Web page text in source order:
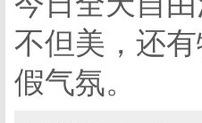
不但美，还
假气氛。